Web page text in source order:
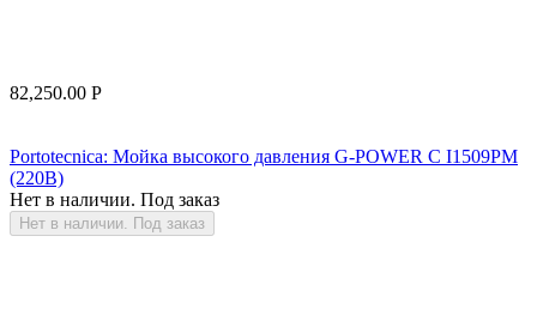
82,250.00 Р
Portotecnica: Мойка высокого давления G-POWER C I1509PM
(220В)
Нет в наличии. Под заказ
Нет в наличии. Под заказ